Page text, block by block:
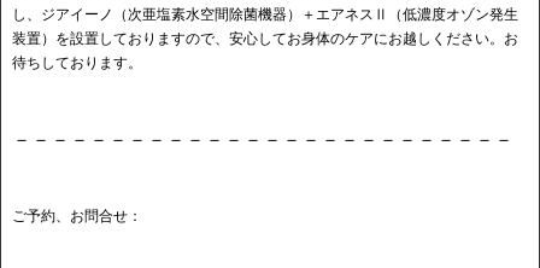
し、ジアイーノ（次亜塩素水空間除菌機器）＋エアネスⅡ（低濃度オゾン発生
装置）を設置しておりますので、安心してお身体のケアにお越しください。お
待ちしております。
－－－－－－－－－－－－－－－－－－－－－－－－－－
ご予約、お問合せ：